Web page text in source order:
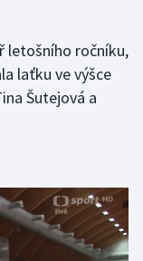
letošního ročníku,
laťku ve výšce
Šutejová a